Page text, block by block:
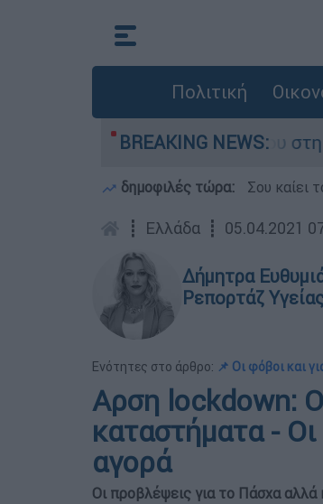
Πολιτική
BREAKING NEWS:
που έχασε τη ζωή του στη
δημοφιλές τώρα: Σου καίει
┋ Ελλάδα ┋ 05.04.2021
Δήμητρα
Ρεπορτάζ
Ενότητες στο άρθρο: 📌 Οι φόβοι και
Αρση lockdown:
καταστήματα -
αγορά
Οι προβλέψεις για το Πάσχα